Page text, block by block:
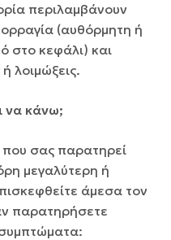
περιλαμβάνουν
(αυθόρμητη ή
στο κεφάλι) και
λοιμώξεις.
να κάνω;
που σας παρατηρεί
μεγαλύτερη ή
άμεσα τον
παρατηρήσετε